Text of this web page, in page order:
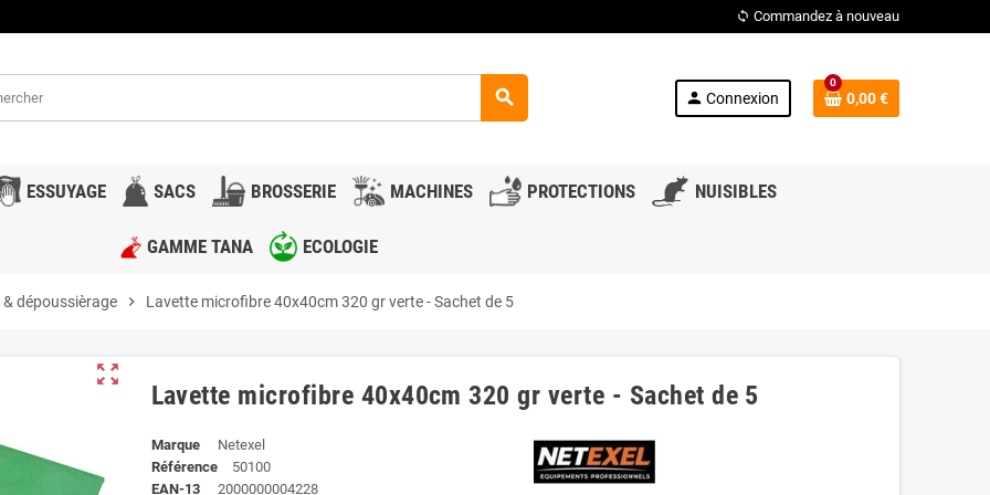
loop Commandez à nouveau
search person Connexion
0
0,00 €
ESSUYAGE SACS BROSSERIE MACHINES PROTECTIONS NUISIBLES
GAMME TANA ECOLOGIE
& dépoussièrage chevron_right Lavette microfibre 40x40cm 320 gr verte - Sachet de 5
zoom_out_map
Lavette microfibre 40x40cm 320 gr verte - Sachet de 5
Marque
Netexel
Référence
50100
EAN-13
2000000004228